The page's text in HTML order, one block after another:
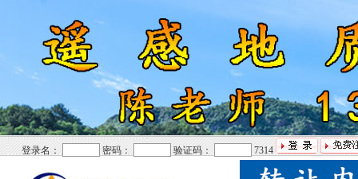
登录名： 密码： 验证码： 7314